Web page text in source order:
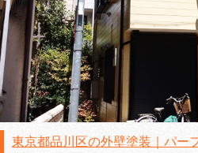
東京都品川区の外壁塗装｜パー